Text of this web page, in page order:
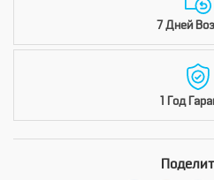
7 Дней
1 Год